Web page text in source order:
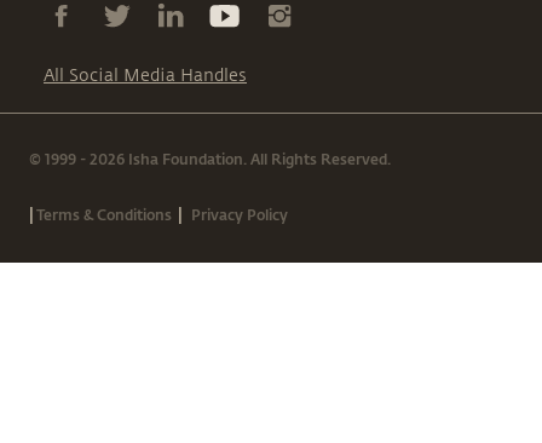
All Social Media Handles
© 1999 - 2026 Isha Foundation. All Rights Reserved.
|Terms & Conditions | Privacy Policy